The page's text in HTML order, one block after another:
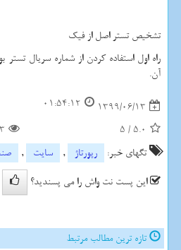
تشخیص تستر اصل از فیک
راه اول استفاده کردن از شماره سریال تستر
آن.
1399/06/13
01:54:12
5.0
/
5
تگهای خبر:
رپورتاژ , سایت ,
این پست نت واش را می پسندید؟
تازه ترین مطالب مرتبط